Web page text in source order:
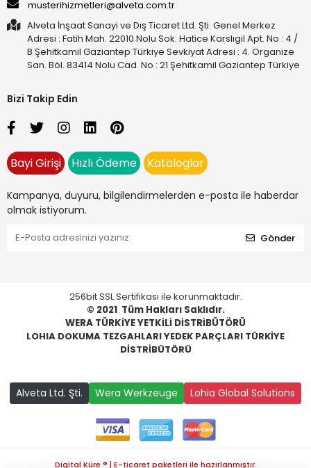
musterihizmetleri@alveta.com.tr
Alveta İnşaat Sanayi ve Dış Ticaret Ltd. Şti. Genel Merkez
Adresi : Fatih Mah. 22010 Nolu Sok. Hatice Karslıgil Apt. No : 4 /
B Şehitkamil Gaziantep Türkiye Sevkiyat Adresi : 4. Organize
San. Böl. 83414 Nolu Cad. No : 21 Şehitkamil Gaziantep Türkiye
Bizi Takip Edin
Bayi Girişi Hızlı Ödeme Kataloglar
Kampanya, duyuru, bilgilendirmelerden e-posta ile haberdar
olmak istiyorum.
Gönder
256bit SSL Sertifikası ile korunmaktadır.
© 2021 Tüm Hakları Saklıdır.
WERA TÜRKİYE YETKİLİ DİSTRİBÜTÖRÜ
LOHIA DOKUMA TEZGAHLARI YEDEK PARÇLARI TÜRKİYE
DİSTRİBÜTÖRÜ
Alveta Ltd. Şti. Wera Werkzeuge Lohia Global Solutions
Digital Küre ® | E-ticaret paketleri ile hazırlanmıştır.